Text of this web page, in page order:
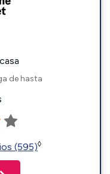
de hasta
(595)◊